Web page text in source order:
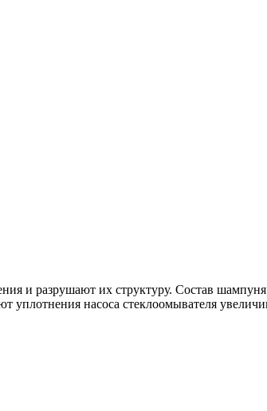
и разрушают их структуру. Состав
насоса стеклоомывателя